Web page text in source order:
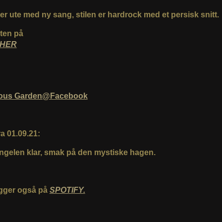
ute med ny sang, stilen er hardrock med et persisk snitt.
på
Garden@Facebook
01.09.21:
klar, smak på den mystiske hagen.
også på SPOTIFY.